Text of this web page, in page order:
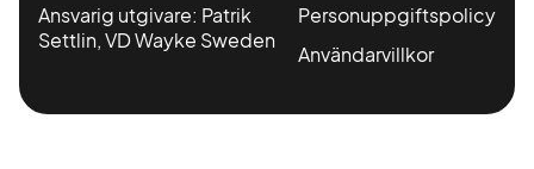
Ansvarig utgivare: Patrik
Settlin, VD Wayke Sweden
Personuppgiftspolicy
Användarvillkor